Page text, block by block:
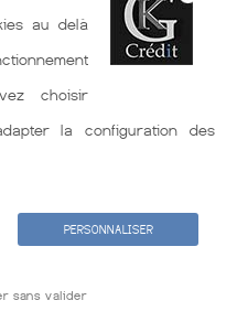
indicatif fonction des
au delà
choisir
la configuration des
PERSONNALISER
sans valider